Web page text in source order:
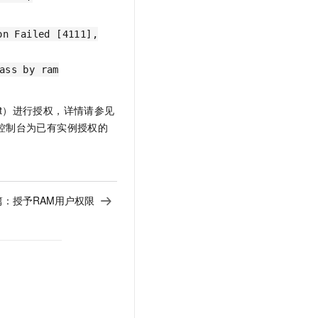
Failed [4111],
by ram
进行授权，详情请参见
制台为已有实例授权的
授予RAM用户权限